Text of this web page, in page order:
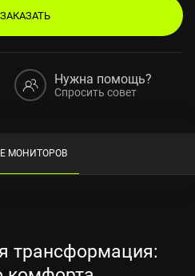
ЗАКАЗАТЬ
Нужна помощь?
Спросить совет
МОНИТОРОВ
трансформация: